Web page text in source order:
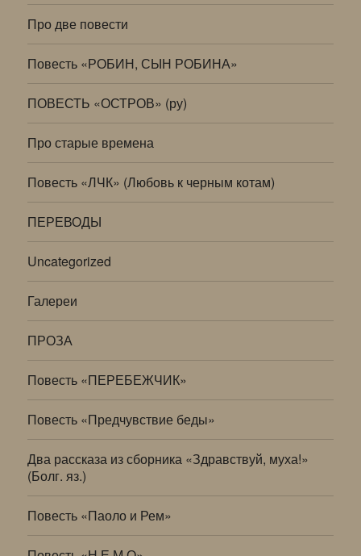
Про две повести
Повесть «РОБИН, СЫН РОБИНА»
ПОВЕСТЬ «ОСТРОВ» (ру)
Про старые времена
Повесть «ЛЧК» (Любовь к черным котам)
ПЕРЕВОДЫ
Uncategorized
Галереи
ПРОЗА
Повесть «ПЕРЕБЕЖЧИК»
Повесть «Предчувствие беды»
Два рассказа из сборника «Здравствуй, муха!»
(Болг. яз.)
Повесть «Паоло и Рем»